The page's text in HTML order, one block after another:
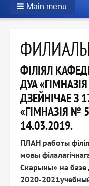
Main menu
ФІЛІЯЛ
ДУА
ДЗЕЙНІЧАЕ З
«ГІМНАЗІЯ №
14.03.2019.
ПЛАН работы
мовы
Скарыны» на базе
2020-2021